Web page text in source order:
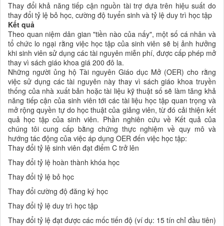
Thay đổi khả năng tiếp cận nguồn tài trợ dựa trên hiệu suất do
thay đổi tỷ lệ bỏ học, cường độ tuyển sinh và tỷ lệ duy trì học tập
Kết quả
Theo quan niệm dân gian "tiền nào của nấy", một số cá nhân và
tổ chức lo ngại rằng việc học tập của sinh viên sẽ bị ảnh hưởng
khi sinh viên sử dụng các tài nguyên miễn phí, được cấp phép mở
thay vì sách giáo khoa giá 200 đô la.
Những người ủng hộ Tài nguyên Giáo dục Mở (OER) cho rằng
việc sử dụng các tài nguyên này thay vì sách giáo khoa truyền
thống của nhà xuất bản hoặc tài liệu kỹ thuật số sẽ làm tăng khả
năng tiếp cận của sinh viên tới các tài liệu học tập quan trọng và
mở rộng quyền tự do học thuật của giảng viên, từ đó cải thiện kết
quả học tập của sinh viên. Phần nghiên cứu về Kết quả của
chúng tôi cung cấp bằng chứng thực nghiệm về quy mô và
hướng tác động của việc áp dụng OER đến việc học tập:
Thay đổi tỷ lệ sinh viên đạt điểm C trở lên
Thay đổi tỷ lệ hoàn thành khóa học
Thay đổi tỷ lệ bỏ học
Thay đổi cường độ đăng ký học
Thay đổi tỷ lệ duy trì học tập
Thay đổi tỷ lệ đạt được các mốc tiến độ (ví dụ: 15 tín chỉ đầu tiên)